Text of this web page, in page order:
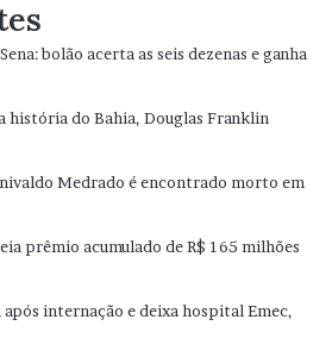
bolão acerta as seis dezenas e ganha
história do Bahia, Douglas Franklin
Medrado é encontrado morto em
prêmio acumulado de R$ 165 milhões
após internação e deixa hospital Emec,